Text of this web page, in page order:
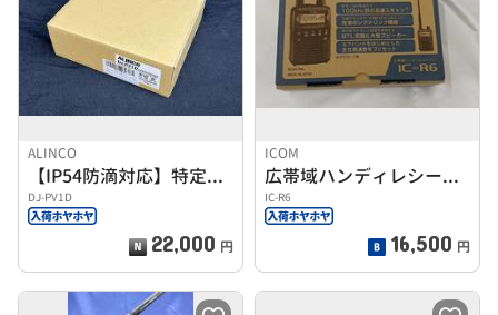
ALINCO
【IP54防滴対応】特定小電力無線トランシーバー
DJ-PV1D
22,000 円
ICOM
広帯域ハンディレシーバー
IC-R6
16,500 円